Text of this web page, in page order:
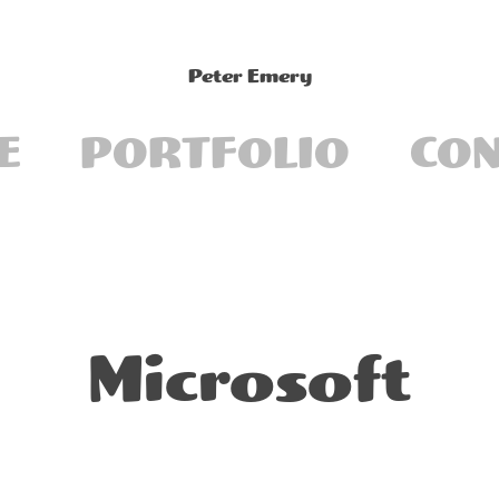
Peter Emery
PORTFOLIO
Microsoft